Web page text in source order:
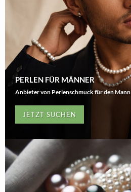
PERLEN FÜR MÄNNER
Anbieter von Perlenschmuck für den Mann
JETZT SUCHEN